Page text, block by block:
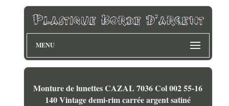
MENU
Monture de lunettes CAZAL 7036 Col 002 55-16
140 Vintage demi-rim carrée argent satiné